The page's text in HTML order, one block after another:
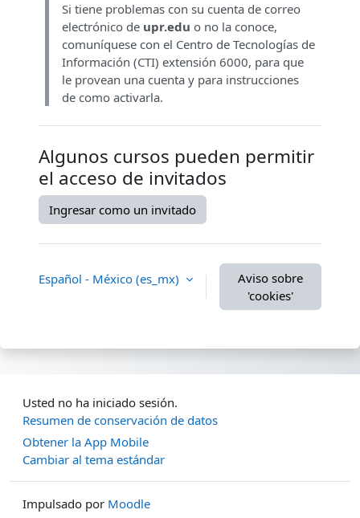
Si tiene problemas con su cuenta de correo
electrónico de upr.edu o no la conoce,
comuníquese con el Centro de Tecnologías de
Información (CTI) extensión 6000, para que
le provean una cuenta y para instrucciones
de como activarla.
Algunos cursos pueden permitir
el acceso de invitados
Ingresar como un invitado
Español - México ‎(es_mx)‎
Aviso sobre
'cookies'
Usted no ha iniciado sesión.
Resumen de conservación de datos
Obtener la App Mobile
Cambiar al tema estándar
Impulsado por Moodle